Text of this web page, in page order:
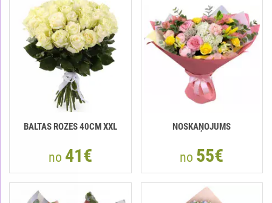
BALTAS ROZES 40СМ XXL
no 41€
NOSKAŅOJUMS
no 55€